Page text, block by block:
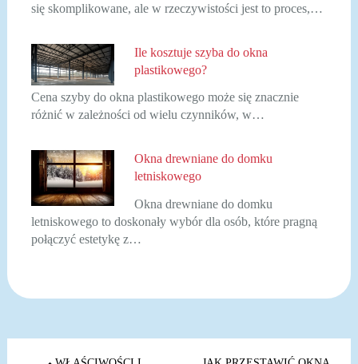
się skomplikowane, ale w rzeczywistości jest to proces,…
Ile kosztuje szyba do okna
plastikowego?
Cena szyby do okna plastikowego może się znacznie
różnić w zależności od wielu czynników, w…
Okna drewniane do domku
letniskowego
Okna drewniane do domku
letniskowego to doskonały wybór dla osób, które pragną
połączyć estetykę z…
Nawigacja